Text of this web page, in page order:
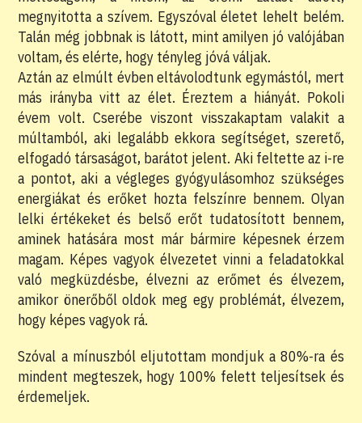
megnyitotta a szívem. Egyszóval életet lehelt belém.
Talán még jobbnak is látott, mint amilyen jó valójában
voltam, és elérte, hogy tényleg jóvá váljak.
Aztán az elmúlt évben eltávolodtunk egymástól, mert
más irányba vitt az élet. Éreztem a hiányát. Pokoli
évem volt. Cserébe viszont visszakaptam valakit a
múltamból, aki legalább ekkora segítséget, szerető,
elfogadó társaságot, barátot jelent. Aki feltette az i-re
a pontot, aki a végleges gyógyulásomhoz szükséges
energiákat és erőket hozta felszínre bennem. Olyan
lelki értékeket és belső erőt tudatosított bennem,
aminek hatására most már bármire képesnek érzem
magam. Képes vagyok élvezetet vinni a feladatokkal
való megküzdésbe, élvezni az erőmet és élvezem,
amikor önerőből oldok meg egy problémát, élvezem,
hogy képes vagyok rá.
Szóval a mínuszból eljutottam mondjuk a 80%-ra és
mindent megteszek, hogy 100% felett teljesítsek és
érdemeljek.